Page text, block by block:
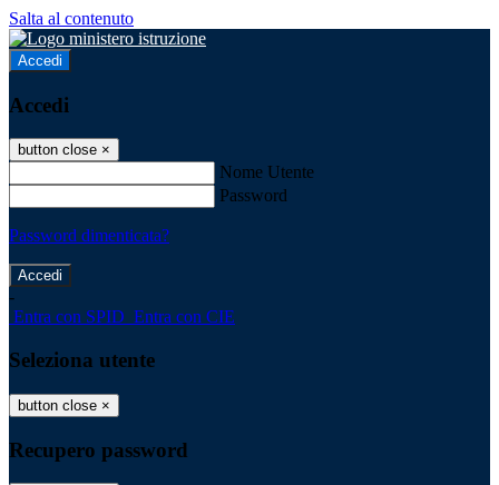
Salta al contenuto
Accedi
Accedi
button close ×
Nome Utente
Password
Password dimenticata?
-
Entra con SPID Entra con CIE
Seleziona utente
button close ×
Recupero password